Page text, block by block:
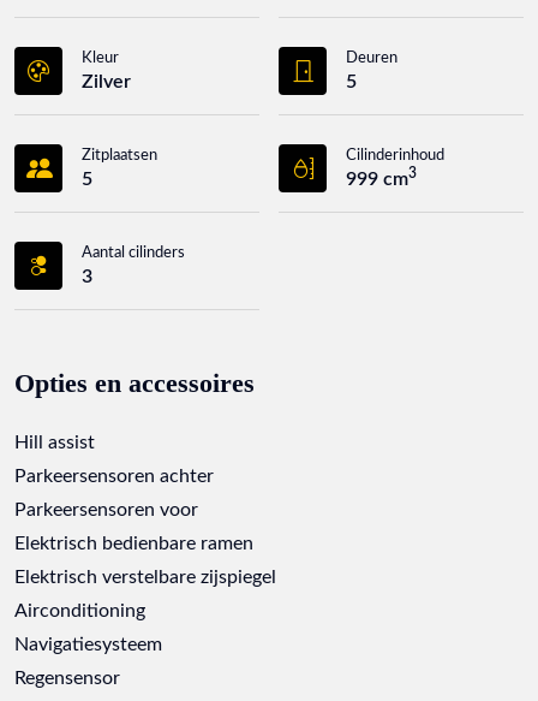
Kleur
Zilver
Deuren
5
Zitplaatsen
5
Cilinderinhoud
999 cm3
Aantal cilinders
3
Opties en accessoires
Hill assist
Parkeersensoren achter
Parkeersensoren voor
Elektrisch bedienbare ramen
Elektrisch verstelbare zijspiegel
Airconditioning
Navigatiesysteem
Regensensor